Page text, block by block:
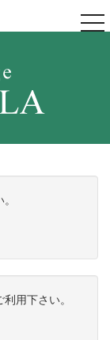
用下さい。